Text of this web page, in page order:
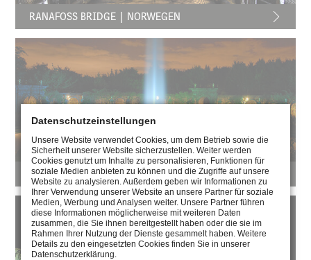
RANAFOSS BRIDGE | NORWEGEN
CHATEAU DE VERSAILLES | FRANKREICH
Datenschutzeinstellungen
Unsere Website verwendet Cookies, um dem Betrieb sowie die
Sicherheit unserer Website sicherzustellen. Weiter werden
Cookies genutzt um Inhalte zu personalisieren, Funktionen für
soziale Medien anbieten zu können und die Zugriffe auf unsere
Website zu analysieren. Außerdem geben wir Informationen zu
Ihrer Verwendung unserer Website an unsere Partner für soziale
Medien, Werbung und Analysen weiter. Unsere Partner führen
diese Informationen möglicherweise mit weiteren Daten
zusammen, die Sie ihnen bereitgestellt haben oder die sie im
Rahmen Ihrer Nutzung der Dienste gesammelt haben. Weitere
Details zu den eingesetzten Cookies finden Sie in unserer
Datenschutzerklärung.